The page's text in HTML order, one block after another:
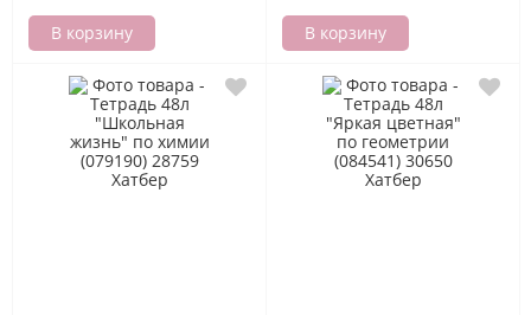
В корзину В корзину